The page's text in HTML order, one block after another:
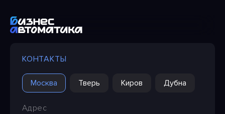
КОНТАКТЫ
Москва Тверь Киров Дубна
Адрес